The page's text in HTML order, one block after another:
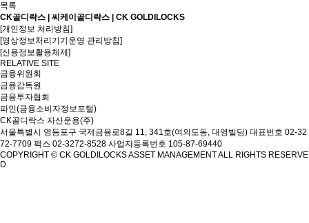
목록
CK골디락스 | 씨케이골디락스 | CK GOLDILOCKS
[개인정보 처리방침]
[영상정보처리기기운영 관리방침]
[신용정보활용체제]
RELATIVE SITE
금융위원회
금융감독원
금융투자협회
파인(금융소비자정보포털)
CK골디락스 자산운용(주)
서울특별시 영등포구 국제금융로8길 11, 341호(여의도동, 대영빌딩) 대표번호 02-32
72-7709 팩스 02-3272-8528 사업자등록번호 105-87-69440
COPYRIGHT © CK GOLDILOCKS ASSET MANAGEMENT ALL RIGHTS RESERVE
D